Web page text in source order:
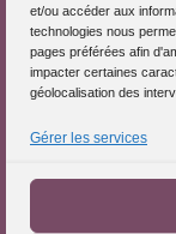
et/ou accéder aux
technologies nous
pages préférées afin
impacter certaines
géolocalisation des
Gérer les services
S'inscrire dans
Publiez vos
Charte